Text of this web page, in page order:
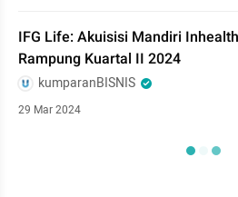
IFG Life: Akuisisi Mandiri Inhealth
Rampung Kuartal II 2024
kumparanBISNIS
29 Mar 2024